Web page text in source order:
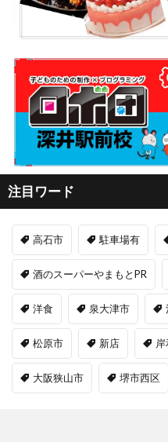
注目ワード
高石市 駐車場有
酒のスーパーやまもとPR
洋食 泉大津市
松原市 新店
大阪狭山市 堺市西区